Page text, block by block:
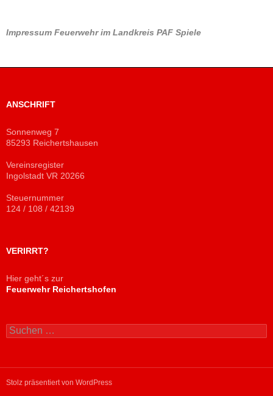
Impressum Feuerwehr im Landkreis PAF Spiele
ANSCHRIFT
Sonnenweg 7
85293 Reichertshausen
Vereinsregister
Ingolstadt VR 20266
Steuernummer
124 / 108 / 42139
VERIRRT?
Hier geht´s zur
Feuerwehr Reichertshofen
Suchen
nach:
Stolz präsentiert von WordPress